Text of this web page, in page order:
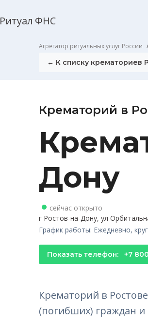
Ритуал ФНС
Агрегатор ритуальных услуг России
← К списку крематориев
Крематорий в
Дону
сейчас открыто
г Ростов-на-Дону, ул
График работы: Ежедневно,
Показать телефон: +7
Крематорий в
(погибших) граждан и